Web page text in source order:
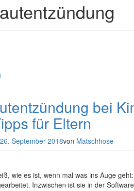
bei
für Eltern
26. September 2018von Matschhose
wie es ist, wenn mal was ins Auge
Inzwischen ist sie in der